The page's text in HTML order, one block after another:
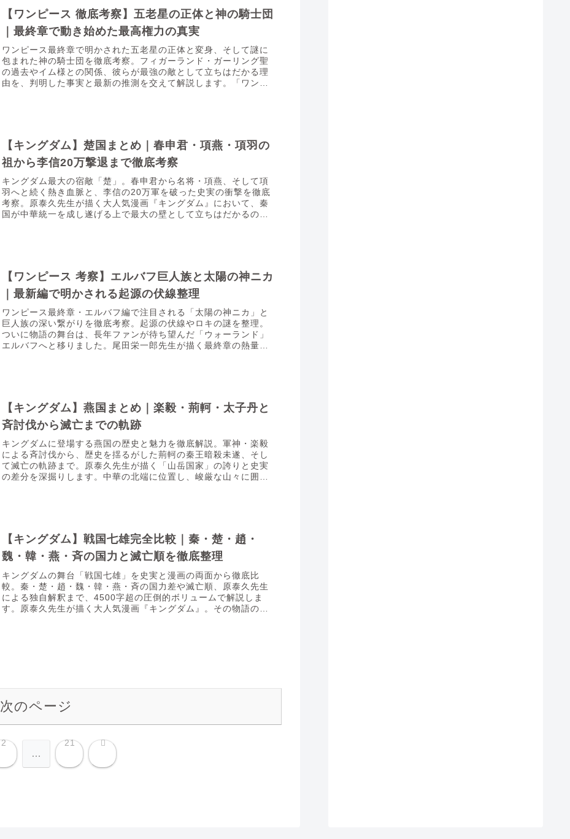
【ワンピース 徹底考察】五老星の正体と神の騎士団
｜最終章で動き始めた最高権力の真実
ワンピース最終章で明かされた五老星の正体と変身、そして謎に
包まれた神の騎士団を徹底考察。フィガーランド・ガーリング聖
の過去やイム様との関係、彼らが最強の敵として立ちはだかる理
由を、判明した事実と最新の推測を交えて解説します。「ワンピ
【キングダム】楚国まとめ｜春申君・項燕・項羽の
祖から李信20万撃退まで徹底考察
キングダム最大の宿敵「楚」。春申君から名将・項燕、そして項
羽へと続く熱き血脈と、李信の20万軍を破った史実の衝撃を徹底
考察。原泰久先生が描く大人気漫画『キングダム』において、秦
国が中華統一を成し遂げる上で最大の壁として立ちはだかるの
【ワンピース 考察】エルバフ巨人族と太陽の神ニカ
｜最新編で明かされる起源の伏線整理
ワンピース最終章・エルバフ編で注目される「太陽の神ニカ」と
巨人族の深い繋がりを徹底考察。起源の伏線やロキの謎を整理。
ついに物語の舞台は、長年ファンが待ち望んだ「ウォーランド」
エルバフへと移りました。尾田栄一郎先生が描く最終章の熱量は
【キングダム】燕国まとめ｜楽毅・荊軻・太子丹と
斉討伐から滅亡までの軌跡
キングダムに登場する燕国の歴史と魅力を徹底解説。軍神・楽毅
による斉討伐から、歴史を揺るがした荊軻の秦王暗殺未遂、そし
て滅亡の軌跡まで。原泰久先生が描く「山岳国家」の誇りと史実
の差分を深掘りします。中華の北端に位置し、峻厳な山々に囲ま
【キングダム】戦国七雄完全比較｜秦・楚・趙・
魏・韓・燕・斉の国力と滅亡順を徹底整理
キングダムの舞台「戦国七雄」を史実と漫画の両面から徹底比
較。秦・楚・趙・魏・韓・燕・斉の国力差や滅亡順、原泰久先生
による独自解釈まで、4500字超の圧倒的ボリュームで解説しま
す。原泰久先生が描く大人気漫画『キングダム』。その物語の核
次のページ
2
…
21 次へ